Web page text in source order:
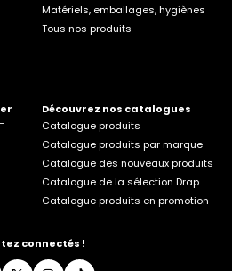
Matériels, emballages, hygiènes
Tous nos produits
Découvrez nos catalogues
Catalogue produits
Catalogue produits par marque
Catalogue des nouveaux produits
Catalogue de la sélection Drap
Catalogue produits en promotion
connectés !